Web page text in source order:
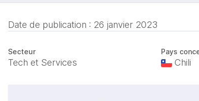
Date de publication : 26 janvier 2023
Secteur
Tech et Services
Pays
Chili